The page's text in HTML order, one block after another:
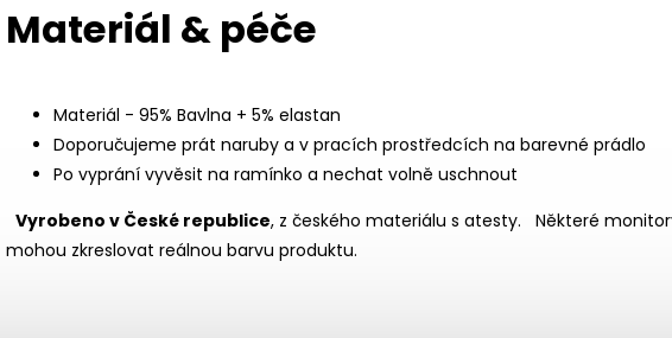
Materiál & péče
Materiál - 95% Bavlna + 5% elastan
Doporučujeme prát naruby a v pracích prostředcích na barevné prádlo
Po vyprání vyvěsit na ramínko a nechat volně uschnout
Vyrobeno v České republice, z českého materiálu s atesty.
Některé
mohou zkreslovat reálnou barvu produktu.